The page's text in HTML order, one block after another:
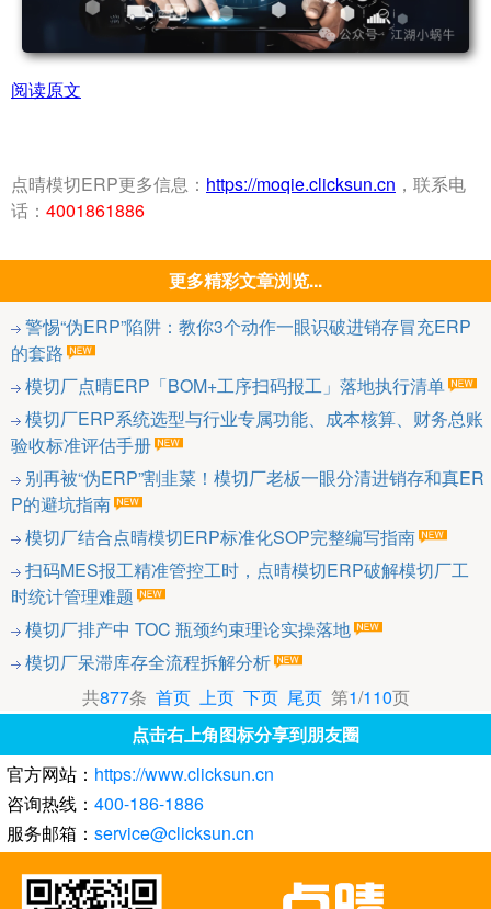
阅读原文
点晴模切ERP更多信息： https://moqie.clicksun.cn ，联系电
话： 4001861886
更多精彩文章浏览...
警惕“伪ERP”陷阱：教你3个动作一眼识破进销存冒充ERP
的套路
模切厂点晴ERP「BOM+工序扫码报工」落地执行清单
模切厂ERP系统选型与行业专属功能、成本核算、财务总账
验收标准评估手册
别再被“伪ERP”割韭菜！模切厂老板一眼分清进销存和真ER
P的避坑指南
模切厂结合点晴模切ERP标准化SOP完整编写指南
扫码MES报工精准管控工时，点晴模切ERP破解模切厂工
时统计管理难题
模切厂排产中 TOC 瓶颈约束理论实操落地
模切厂呆滞库存全流程拆解分析
共877条 首页 上页 下页 尾页第1/110页
点击右上角图标分享到朋友圈
官方网站： https://www.clicksun.cn
咨询热线： 400-186-1886
服务邮箱： service@clicksun.cn